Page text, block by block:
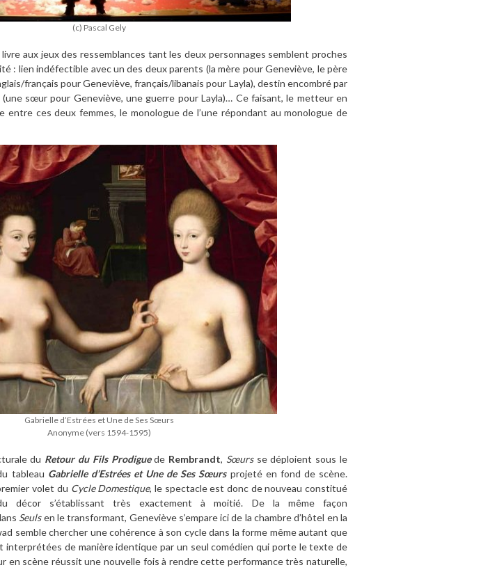
(c) Pascal Gely
aux jeux des ressemblances tant les deux personnages semblent proches
: lien indéfectible avec un des deux parents (la mère pour Geneviève, le père
français pour Geneviève, français/libanais pour Layla), destin encombré par
sœur pour Geneviève, une guerre pour Layla)… Ce faisant, le metteur en
entre ces deux femmes, le monologue de l’une répondant au monologue de
Gabrielle d’Estrées et Une de Ses Sœurs
Anonyme (vers 1594-1595)
du Retour du Fils Prodiguede Rembrandt, Sœursse déploient sous le
tableau Gabrielle d’Estrées et Une de Ses Sœursprojeté en fond de scène.
volet du Cycle Domestique, le spectacle est donc de nouveau constitué
décor s’établissant très exactement à moitié. De la même façon
Seulsen le transformant, Geneviève s’empare ici de la chambre d’hôtel en la
semble chercher une cohérence à son cycle dans la forme même autant que
interprétées de manière identique par un seul comédien qui porte le texte de
en scène réussit une nouvelle fois à rendre cette performance très naturelle,